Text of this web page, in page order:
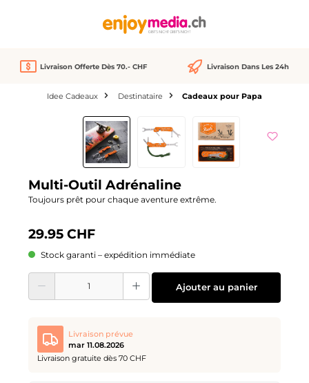
Livraison Offerte Dès 70.- CHF Livraison Dans Les 24h
Idee Cadeaux Destinataire Cadeaux pour Papa
Ignorer la galerie d'images
Multi-Outil Adrénaline
Toujours prêt pour chaque aventure extrême.
29.95 CHF
Stock garanti – expédition immédiate
Quantité de produit : Entrez la quantité souhaitée ou utilisez les boutons
Ajouter au panier
Livraison prévue
mar 11.08.2026
Livraison gratuite dès 70 CHF